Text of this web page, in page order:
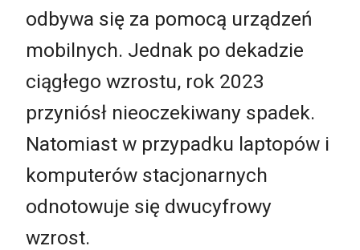
odbywa się za pomocą urządzeń
mobilnych. Jednak po dekadzie
ciągłego wzrostu, rok 2023
przyniósł nieoczekiwany spadek.
Natomiast w przypadku laptopów i
komputerów stacjonarnych
odnotowuje się dwucyfrowy
wzrost.